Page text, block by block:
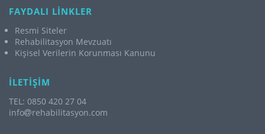
FAYDALI LİNKLER
Resmi Siteler
Rehabilitasyon Mevzuatı
Kişisel Verilerin Korunması Kanunu
İLETİŞİM
TEL: 0850 420 27 04
info
rehabilitasyon.com